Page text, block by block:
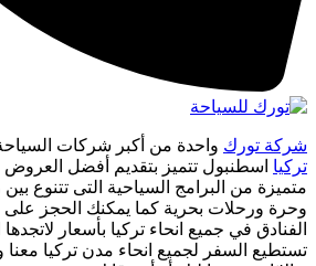
شركة تورك واحدة من أكبر شركات
تركيا اسطنبول تتميز بتقديم أفضل
متميزة من البرامج السياحية التى تتنوع
وحرة ورحلات بحرية كما يمكنك الحجز
الفنادق في جميع انحاء تركيا بأسعار
تستطيع السفر لجميع انحاء مدن تركيا معنا